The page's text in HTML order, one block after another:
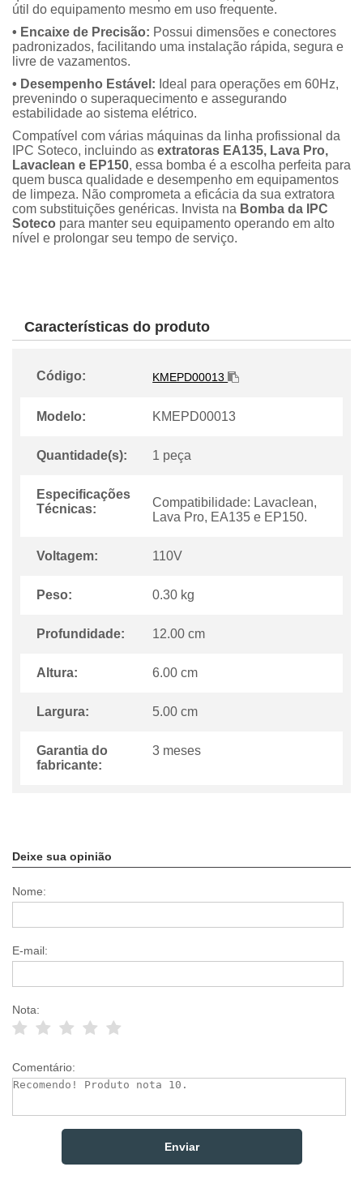
útil do equipamento mesmo em uso frequente.
• Encaixe de Precisão: Possui dimensões e conectores
padronizados, facilitando uma instalação rápida, segura e
livre de vazamentos.
• Desempenho Estável: Ideal para operações em 60Hz,
prevenindo o superaquecimento e assegurando
estabilidade ao sistema elétrico.
Compatível com várias máquinas da linha profissional da
IPC Soteco, incluindo as extratoras EA135, Lava Pro,
Lavaclean e EP150, essa bomba é a escolha perfeita para
quem busca qualidade e desempenho em equipamentos
de limpeza. Não comprometa a eficácia da sua extratora
com substituições genéricas. Invista na Bomba da IPC
Soteco para manter seu equipamento operando em alto
nível e prolongar seu tempo de serviço.
Características do produto
Código: KMEPD00013
Modelo: KMEPD00013
Quantidade(s): 1 peça
Especificações
Técnicas:
Compatibilidade: Lavaclean,
Lava Pro, EA135 e EP150.
Voltagem: 110V
Peso: 0.30 kg
Profundidade: 12.00 cm
Altura: 6.00 cm
Largura: 5.00 cm
Garantia do
fabricante:
3 meses
Deixe sua opinião
Nome:
E-mail:
Nota:
Comentário: